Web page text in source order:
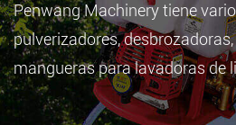
Penwang Machinery tiene
pulverizadores,
mangueras para lavadoras de